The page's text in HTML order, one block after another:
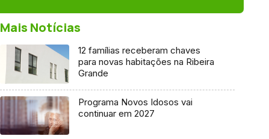
Mais Notícias
12 famílias receberam chaves
para novas habitações na Ribeira
Grande
Programa Novos Idosos vai
continuar em 2027